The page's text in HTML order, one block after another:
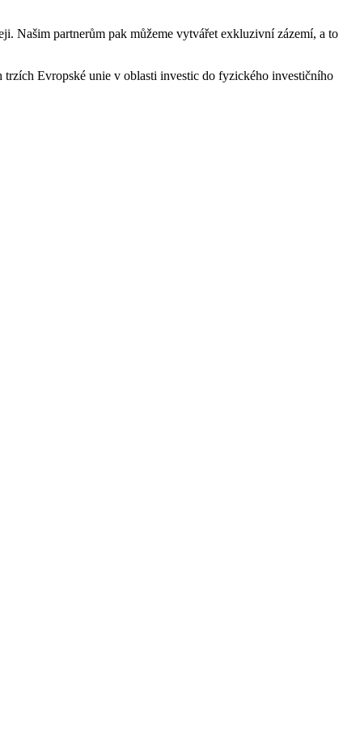
Našim partnerům pak můžeme vytvářet exkluzivní zázemí, a to
Evropské unie v oblasti investic do fyzického investičního